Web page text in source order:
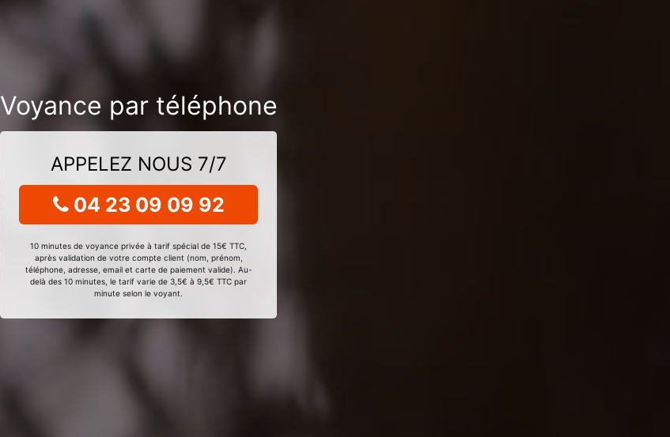
Voyance par téléphone
APPELEZ NOUS 7/7
04 23 09 09 92
10 minutes de voyance privée à tarif spécial de 15€ TTC,
après validation de votre compte client (nom, prénom,
téléphone, adresse, email et carte de paiement valide). Au-
delà des 10 minutes, le tarif varie de 3,5€ à 9,5€ TTC par
minute selon le voyant.